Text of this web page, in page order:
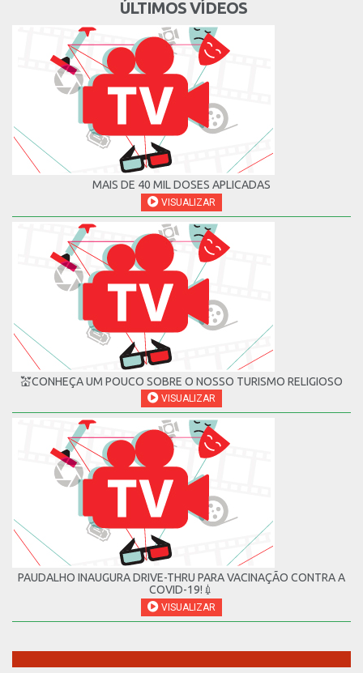
ÚLTIMOS VÍDEOS
MAIS DE 40 MIL DOSES APLICADAS
VISUALIZAR
💒CONHEÇA UM POUCO SOBRE O NOSSO TURISMO RELIGIOSO
VISUALIZAR
PAUDALHO INAUGURA DRIVE-THRU PARA VACINAÇÃO CONTRA A
COVID-19!💉
VISUALIZAR